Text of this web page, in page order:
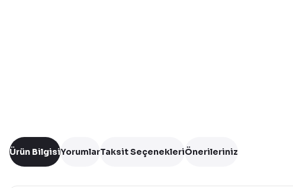
Ürün BilgisiYorumlarTaksit SeçenekleriÖnerileriniz